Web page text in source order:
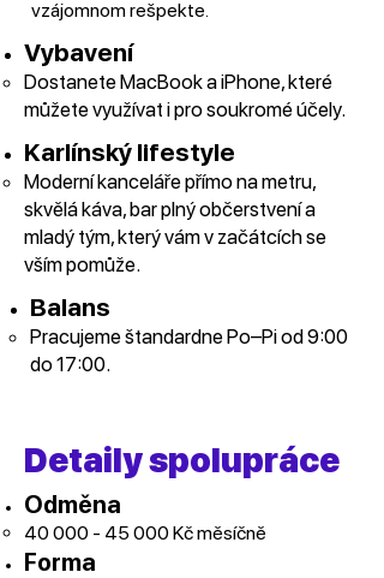
vzájomnom rešpekte.
Vybavení
Dostanete MacBook a iPhone, které
můžete využívat i pro soukromé účely.
Karlínský lifestyle
⁠Moderní kanceláře přímo na metru,
skvělá káva, bar plný občerstvení a
mladý tým, který vám v začátcích se
vším pomůže.
Balans
⁠Pracujeme štandardne Po–Pi od 9:00
do 17:00.
Detaily spolupráce
Odměna
40 000 - 45 000 Kč měsíčně
Forma